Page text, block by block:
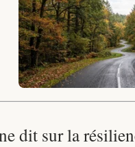
dit sur la